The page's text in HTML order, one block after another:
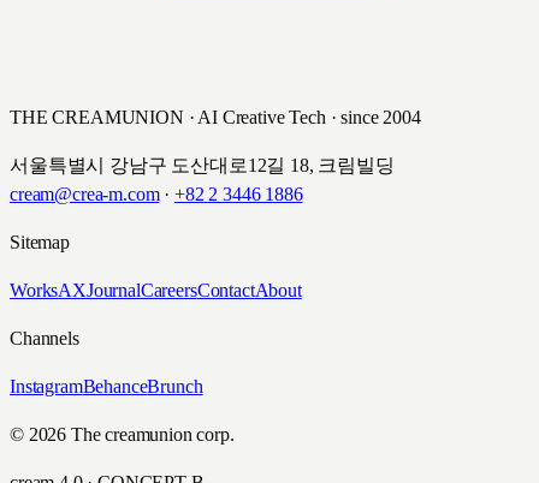
THE CREAMUNION · AI Creative Tech · since 2004
서울특별시 강남구 도산대로12길 18, 크림빌딩
cream@crea-m.com· +82 2 3446 1886
Sitemap
WorksAXJournalCareersContactAbout
Channels
InstagramBehanceBrunch
© 2026 The creamunion corp.